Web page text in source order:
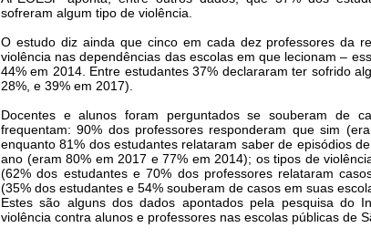
sofreram algum tipo de violência.
O estudo diz ainda que cinco em cada dez professores da
violência nas dependências das escolas em que lecionam –
44% em 2014. Entre estudantes 37% declararam ter sofrido
28%, e 39% em 2017).
Docentes e alunos foram perguntados se souberam de
frequentam: 90% dos professores responderam que sim
enquanto 81% dos estudantes relataram saber de episódios
ano (eram 80% em 2017 e 77% em 2014); os tipos de
(62% dos estudantes e 70% dos professores relataram
(35% dos estudantes e 54% souberam de casos em suas
Estes são alguns dos dados apontados pela pesquisa do
violência contra alunos e professores nas escolas públicas de